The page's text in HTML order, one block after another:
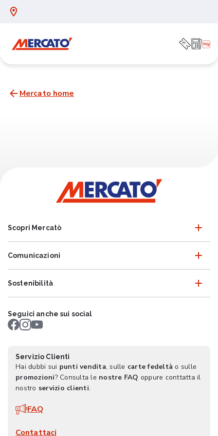
Mercato home
Scopri Mercatò
Comunicazioni
Sostenibilità
Seguici anche sui social
Servizio Clienti
Hai dubbi sui punti vendita, sulle carte fedeltà o sulle
promozioni? Consulta le nostre FAQ oppure conttatta il
nostro servizio clienti.
FAQ
Contattaci